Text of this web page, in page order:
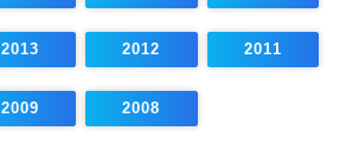
2013 2012 2011
2009 2008